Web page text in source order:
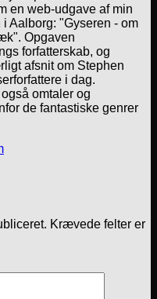
en web-udgave af min
Aalborg: "Gyseren - om
Opgaven
forfatterskab, og
afsnit om Stephen
i dag.
omtaler og
de fantastiske genrer
Krævede felter er